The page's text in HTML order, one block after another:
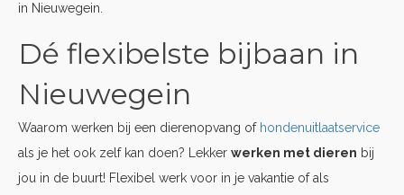
in Nieuwegein.
Dé flexibelste bijbaan in
Nieuwegein
Waarom werken bij een dierenopvang of hondenuitlaatservice
als je het ook zelf kan doen? Lekker werken met dieren bij
jou in de buurt! Flexibel werk voor in je vakantie of als